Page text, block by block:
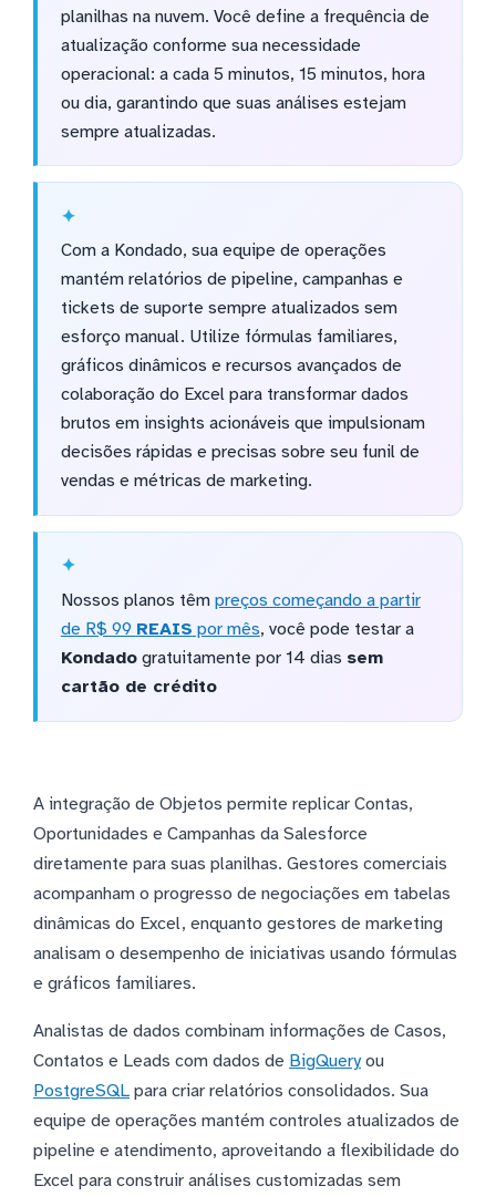
planilhas na nuvem. Você define a frequência de
atualização conforme sua necessidade
operacional: a cada 5 minutos, 15 minutos, hora
ou dia, garantindo que suas análises estejam
sempre atualizadas.
Com a Kondado, sua equipe de operações
mantém relatórios de pipeline, campanhas e
tickets de suporte sempre atualizados sem
esforço manual. Utilize fórmulas familiares,
gráficos dinâmicos e recursos avançados de
colaboração do Excel para transformar dados
brutos em insights acionáveis que impulsionam
decisões rápidas e precisas sobre seu funil de
vendas e métricas de marketing.
Nossos planos têm preços começando a partir
de R$ 99 REAIS por mês, você pode testar a
Kondadogratuitamente por 14 dias sem
cartão de crédito
A integração de Objetos permite replicar Contas,
Oportunidades e Campanhas da Salesforce
diretamente para suas planilhas. Gestores comerciais
acompanham o progresso de negociações em tabelas
dinâmicas do Excel, enquanto gestores de marketing
analisam o desempenho de iniciativas usando fórmulas
e gráficos familiares.
Analistas de dados combinam informações de Casos,
Contatos e Leads com dados de BigQueryou
PostgreSQL para criar relatórios consolidados. Sua
equipe de operações mantém controles atualizados de
pipeline e atendimento, aproveitando a flexibilidade do
Excel para construir análises customizadas sem